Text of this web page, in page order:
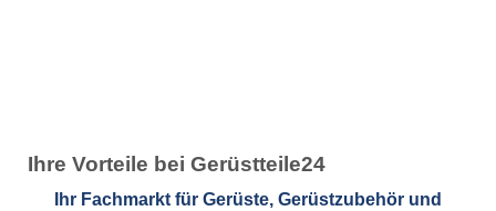
Ihre Vorteile bei Gerüstteile24
Ihr Fachmarkt für Gerüste, Gerüstzubehör und